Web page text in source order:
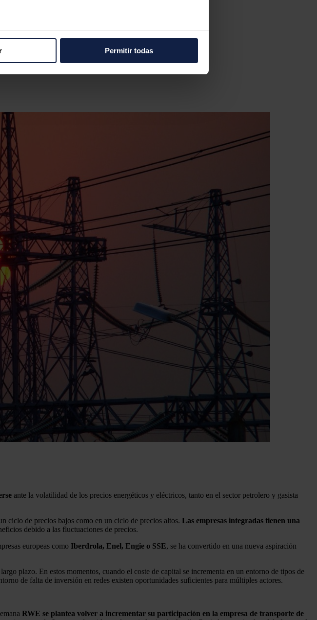
con otra información que les haya proporcionado o
Permitir todas
ante la volatilidad de los precios energéticos y eléctricos, tanto en el sector petrolero y gasista
ciclo de precios bajos como en un ciclo de precios altos. Las empresas integradas tienen una
debido a las fluctuaciones de precios.
europeas como Iberdrola, Enel, Engie o SSE, se ha convertido en una nueva aspiración
plazo. En estos momentos, cuando el coste de capital se incrementa en un entorno de tipos de
de falta de inversión en redes existen oportunidades suficientes para múltiples actores.
RWE se plantea volver a incrementar su participación en la empresa de transporte de